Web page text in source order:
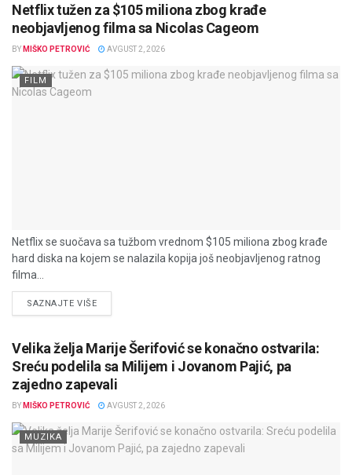
Netflix tužen za $105 miliona zbog krađe
neobjavljenog filma sa Nicolas Cageom
BY MIŠKO PETROVIĆ AVGUST 2, 2026
FILM
Netflix se suočava sa tužbom vrednom $105 miliona zbog krađe
hard diska na kojem se nalazila kopija još neobjavljenog ratnog
filma...
SAZNAJTE VIŠEDETAILS
Velika želja Marije Šerifović se konačno ostvarila:
Sreću podelila sa Milijem i Jovanom Pajić, pa
zajedno zapevali
BY MIŠKO PETROVIĆ AVGUST 2, 2026
MUZIKA